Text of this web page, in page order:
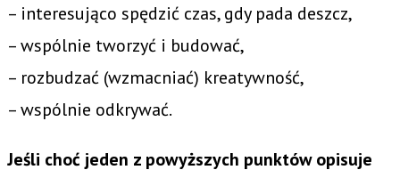
– interesująco spędzić czas, gdy pada deszcz,
– wspólnie tworzyć i budować,
– rozbudzać (wzmacniać) kreatywność,
– wspólnie odkrywać.
Jeśli choć jeden z powyższych punktów opisuje